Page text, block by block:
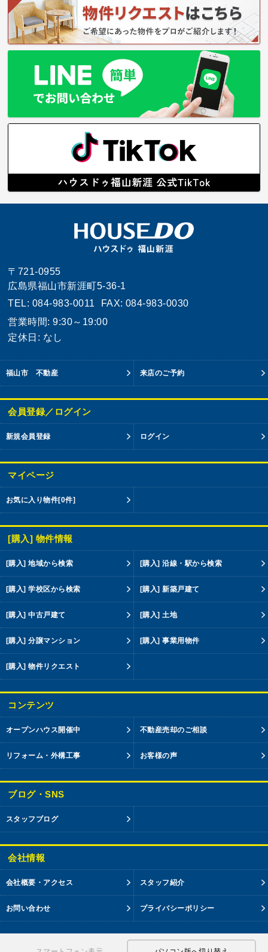
〒721-0955
広島県福山市新涯町5-36-1
TEL: 084-983-0011
FAX: 084-983-0030
営業時間: 9:30～19:00
定休日: なし
福山市 不動産 来店のご予約
会員登録／ログイン
新規会員登録 ログイン
マイページ
お気に入り物件[0件]
[購入] 物件情報
[購入] 地域から検索 [購入] 沿線・駅から検索
[購入] 学校区から検索 [購入] 新築戸建て
[購入] 中古戸建て [購入] 土地
[購入] 分譲マンション [購入] 事業用物件
[購入] 物件リクエスト
コンテンツ
オープンハウス開催中 不動産売却のご相談
リフォーム・外構工事 お客様の声
ブログ・SNS
スタッフブログ
会社情報
会社概要・アクセス スタッフ紹介
お問い合わせ プライバシーポリシー